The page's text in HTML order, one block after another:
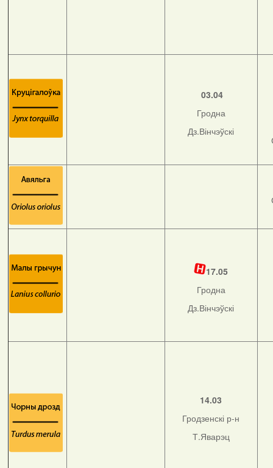
03.04
Гродна
Дз.Вінчэўскі
17.05
Гродна
Дз.Вінчэўскі
14.03
Гродзенскі р-н
Т.Яварэц